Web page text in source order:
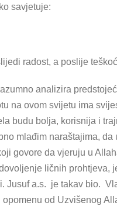
savjetuje:
radost, a poslije
analizira
na ovom svijetu ima
budu bolja, korisnija i
mlađim naraštajima,
govore da vjeruju u
ličnih prohtjeva,
Jusuf a.s. je takav bio.
od Uzvišenog